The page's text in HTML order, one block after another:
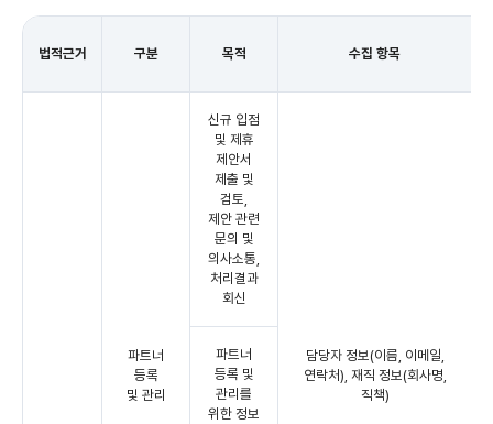
법적근거 구분 목적 수집 항목
파트너
등록
및 관리
신규 입점
및 제휴
제안서
제출 및
검토,
제안 관련
문의 및
의사소통,
처리결과
회신
담당자 정보(이름, 이메일,
연락처), 재직 정보(회사명,
직책)
파트너
등록 및
관리를
위한 정보